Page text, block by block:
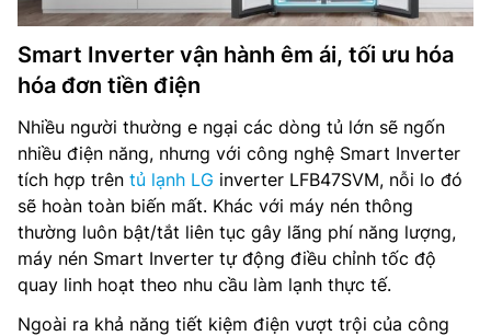
Smart Inverter vận hành êm ái, tối ưu hóa
hóa đơn tiền điện
Nhiều người thường e ngại các dòng tủ lớn sẽ ngốn
nhiều điện năng, nhưng với công nghệ Smart Inverter
tích hợp trên tủ lạnh LG inverter LFB47SVM, nỗi lo đó
sẽ hoàn toàn biến mất. Khác với máy nén thông
thường luôn bật/tắt liên tục gây lãng phí năng lượng,
máy nén Smart Inverter tự động điều chỉnh tốc độ
quay linh hoạt theo nhu cầu làm lạnh thực tế.
Ngoài ra khả năng tiết kiệm điện vượt trội của công